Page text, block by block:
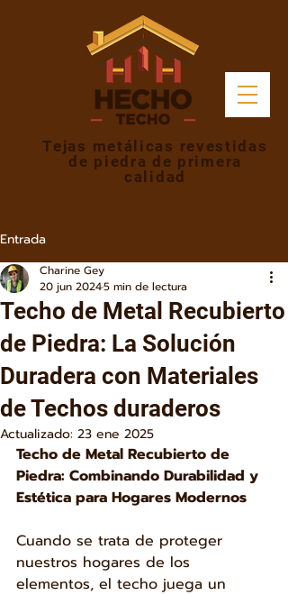
Tejas metálicas revestidas
de piedra de primera
calidad
Entrada
Techo de Metal Recubierto
de Piedra: La Solución
Duradera con Materiales
de Techos duraderos
Charine Gey
20 jun 20245 min de lectura
Actualizado: 23 ene 2025
Techo de Metal Recubierto de
Piedra: Combinando Durabilidad y
Estética para Hogares Modernos
Cuando se trata de proteger
nuestros hogares de los
elementos, el techo juega un